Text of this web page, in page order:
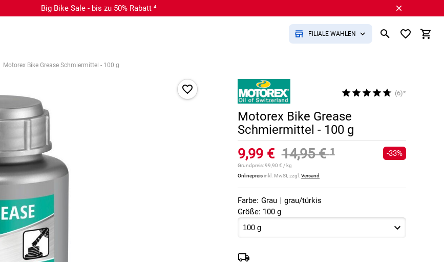
Big Bike Sale - bis zu 50% Rabatt ⁴
FILIALE WÄHLEN
Motorex Bike Grease Schmiermittel - 100 g
(6)*
Motorex Bike Grease
Schmiermittel - 100 g
9,99 € 14,95 €¹
Grundpreis:99,90 € / kg
Onlinepreisinkl. MwSt, zzgl.Versand
-33%
Farbe: Grau | grau/türkis
Größe: 100 g